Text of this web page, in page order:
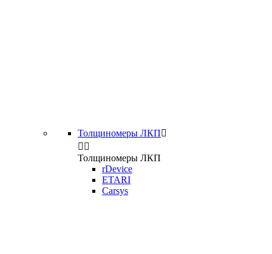
Толщиномеры ЛКП
 
Толщиномеры ЛКП
rDevice
ETARI
Carsys